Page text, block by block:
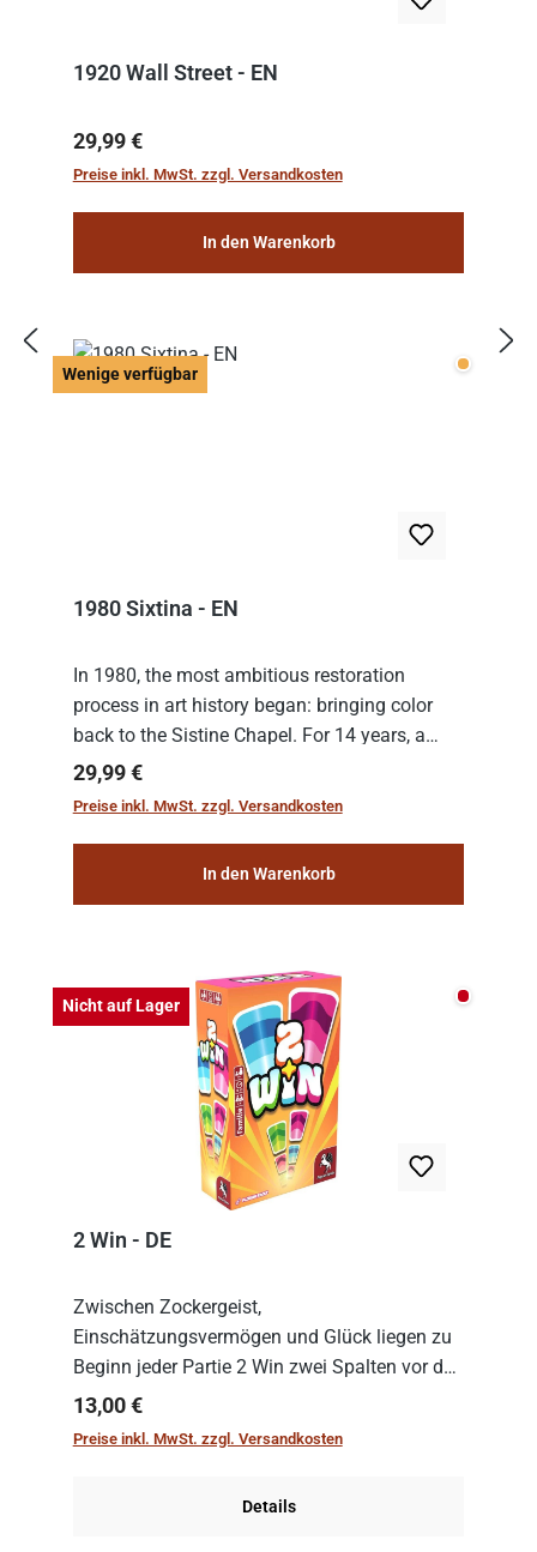
1920 Wall Street - EN
Regulärer Preis:
29,99 €
Preise inkl. MwSt. zzgl. Versandkosten
In den Warenkorb
Wenige verfügbar Wenige
1980 Sixtina - EN
In 1980, the most ambitious restoration
process in art history began: bringing color
back to the Sistine Chapel. For 14 years, a
team of experts from the Vatican undertook
the meticulous job of cleaning and
Regulärer Preis:
29,99 €
Preise inkl. MwSt. zzgl. Versandkosten
In den Warenkorb
Nicht auf Lager Nicht
2 Win - DE
Zwischen Zockergeist,
Einschätzungsvermögen und Glück liegen zu
Beginn jeder Partie 2 Win zwei Spalten vor den
Spielenden aus, die es in die Höhe zu treiben
gilt. Doch das geht natürlich nur, solange man
Regulärer Preis:
13,00 €
Preise inkl. MwSt. zzgl. Versandkosten
Details